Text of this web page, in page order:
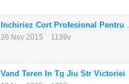
26 Nov 2015 1139v
Vand Teren In Tg Jiu Str Victoriei